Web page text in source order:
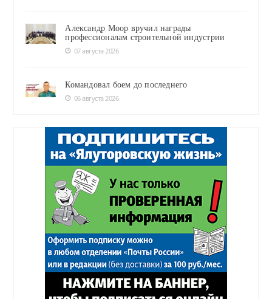
Александр Моор вручил награды
профессионалам строительной индустрии
07 августа 2026
Командовал боем до последнего
06 августа 2026